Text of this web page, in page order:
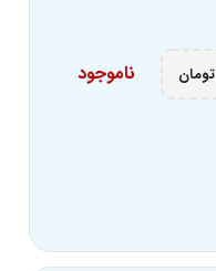
تومان ناموجود